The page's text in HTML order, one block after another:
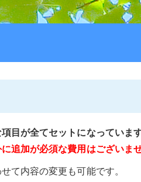
目が全てセットになっています
追加が必須な費用はございませ
て内容の変更も可能です。